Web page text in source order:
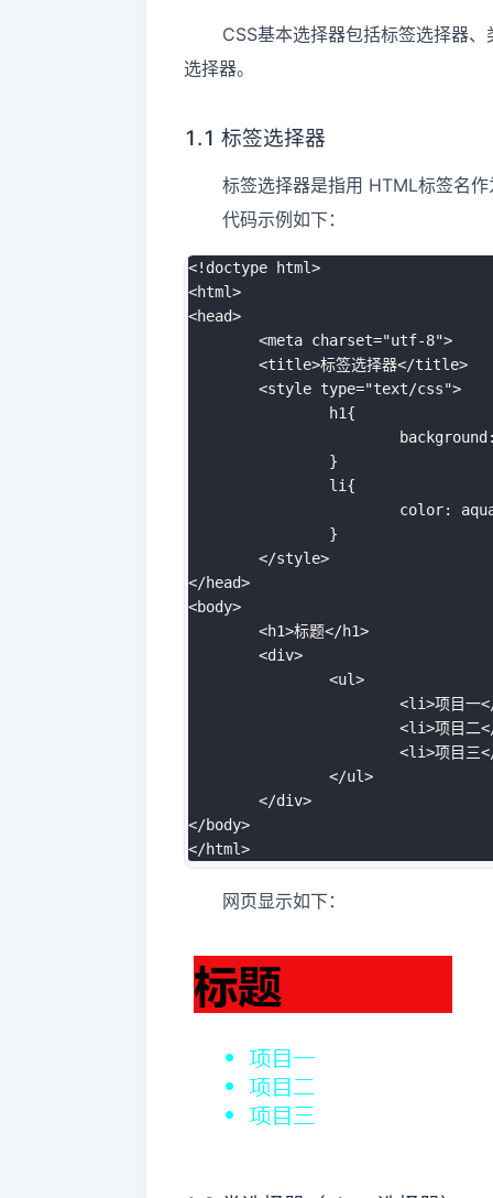
CSS基本选择器包括标签选择器、
选择器。
1.1 标签选择器
标签选择器是指用 HTML标签名作
代码示例如下：
<!doctype html>
<html>
<head>
<meta charset="utf-8">
<title>标签选择器</title>
<style type="text/css">
h1{
background :
}
li{
color:
}
</style>
</head>
<body>
<h1>标题</h1>
<div>
<ul>
<li>项目一
<li>项目二
<li>项目三
</ul>
</div>
</body>
</html>
网页显示如下：